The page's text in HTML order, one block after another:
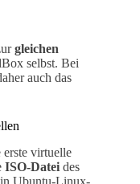
gleichen
selbst. Bei
auch das
virtuelle
ISO-Datei des
Ubuntu-Linux-